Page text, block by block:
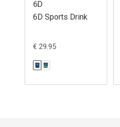
6D
6D Sports Drink
€ 29.95